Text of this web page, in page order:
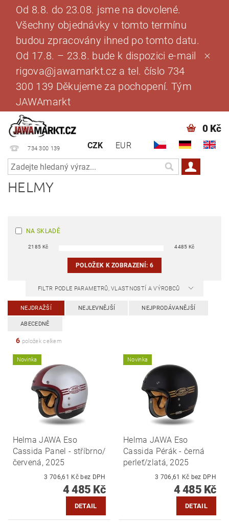
Od 8.8. do 23.08. jsme na dovolené.
Všechny objednávky v tomto termínu
budou zpracovány ihned po tomto datu.
Od 17.8. – 23.8. bude k dispozici e-mail
rigova@jawamarkt.cz a tel. číslo 734
300 139 Děkujeme za pochopení. Tým
JAWAmarkt
734 300 139 CZK EUR
0 Kč
HELMY
NA SKLADĚ
2185 Kč 4485 Kč
POLOŽEK K ZOBRAZENÍ: 6
FILTR PODLE PARAMETRŮ, VLASTNOSTÍ A VÝROBCŮ
NEJDRAŽŠÍ NEJLEVNĚJŠÍ NEJPRODÁVANĚJŠÍ
ABECEDNĚ
6 položek celkem
Novinka
Helma JAWA Eso
Cassida Panel - stříbrno/
červená, 2025
3 706,61 Kč bez DPH
4 485 Kč
DETAIL
Novinka
Helma JAWA Eso
Cassida Pérák - černá
perleť/zlatá, 2025
3 706,61 Kč bez DPH
4 485 Kč
DETAIL